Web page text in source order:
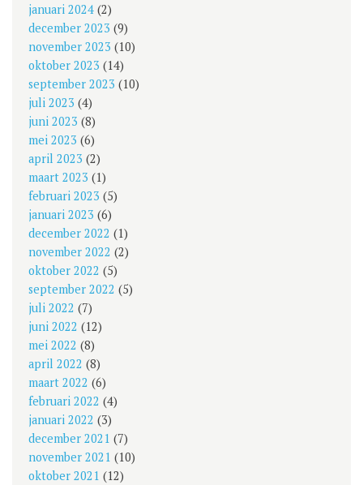
januari 2024 (2)
december 2023 (9)
november 2023 (10)
oktober 2023 (14)
september 2023 (10)
juli 2023 (4)
juni 2023 (8)
mei 2023 (6)
april 2023 (2)
maart 2023 (1)
februari 2023 (5)
januari 2023 (6)
december 2022 (1)
november 2022 (2)
oktober 2022 (5)
september 2022 (5)
juli 2022 (7)
juni 2022 (12)
mei 2022 (8)
april 2022 (8)
maart 2022 (6)
februari 2022 (4)
januari 2022 (3)
december 2021 (7)
november 2021 (10)
oktober 2021 (12)